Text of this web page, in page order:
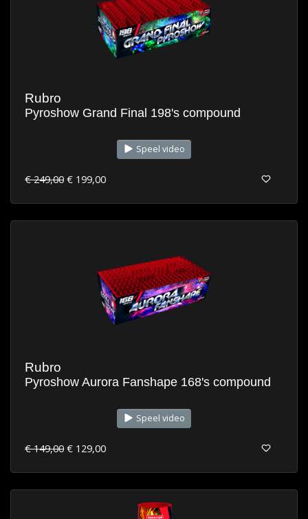
Rubro
Pyroshow Grand Final 198's compound
Speel video
€ 249,00 € 199,00
Rubro
Pyroshow Aurora Fanshape 168's compound
Speel video
€ 149,00 € 129,00